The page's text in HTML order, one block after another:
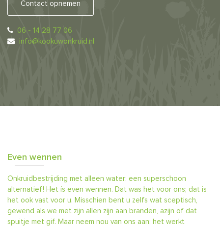
Contact opnemen
06 - 14 28 77 06
info@kookuwonkruid.nl
Even wennen
Onkruidbestrijding met alleen water: een superschoon
alternatief! Het ís even wennen. Dat was het voor ons; dat is
het ook vast voor u. Misschien bent u zelfs wat sceptisch,
gewend als we met zijn allen zijn aan branden, azijn of dat
spuitje met gif. Maar neem nou van ons aan: het werkt